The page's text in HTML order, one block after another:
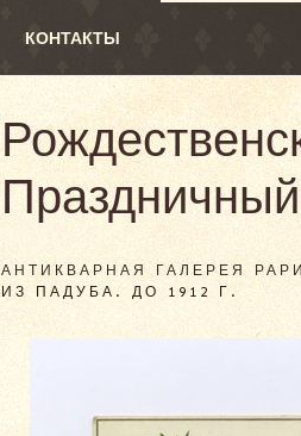
КОНТАКТЫ
АНТИКВАРНАЯ ГАЛЕРЕЯ
ИЗ ПАДУБА. ДО 1912 Г.